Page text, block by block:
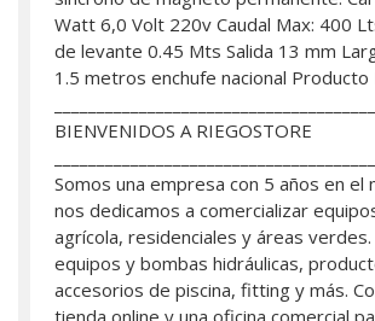
Watt 6,0 Volt 220v Caudal Max: 400
de levante 0.45 Mts Salida 13 mm
1.5 metros enchufe nacional Producto
BIENVENIDOS A RIEGOSTORE
Somos una empresa con 5 años en el
nos dedicamos a comercializar
agrícola, residenciales y áreas
equipos y bombas hidráulicas,
accesorios de piscina, fitting y más.